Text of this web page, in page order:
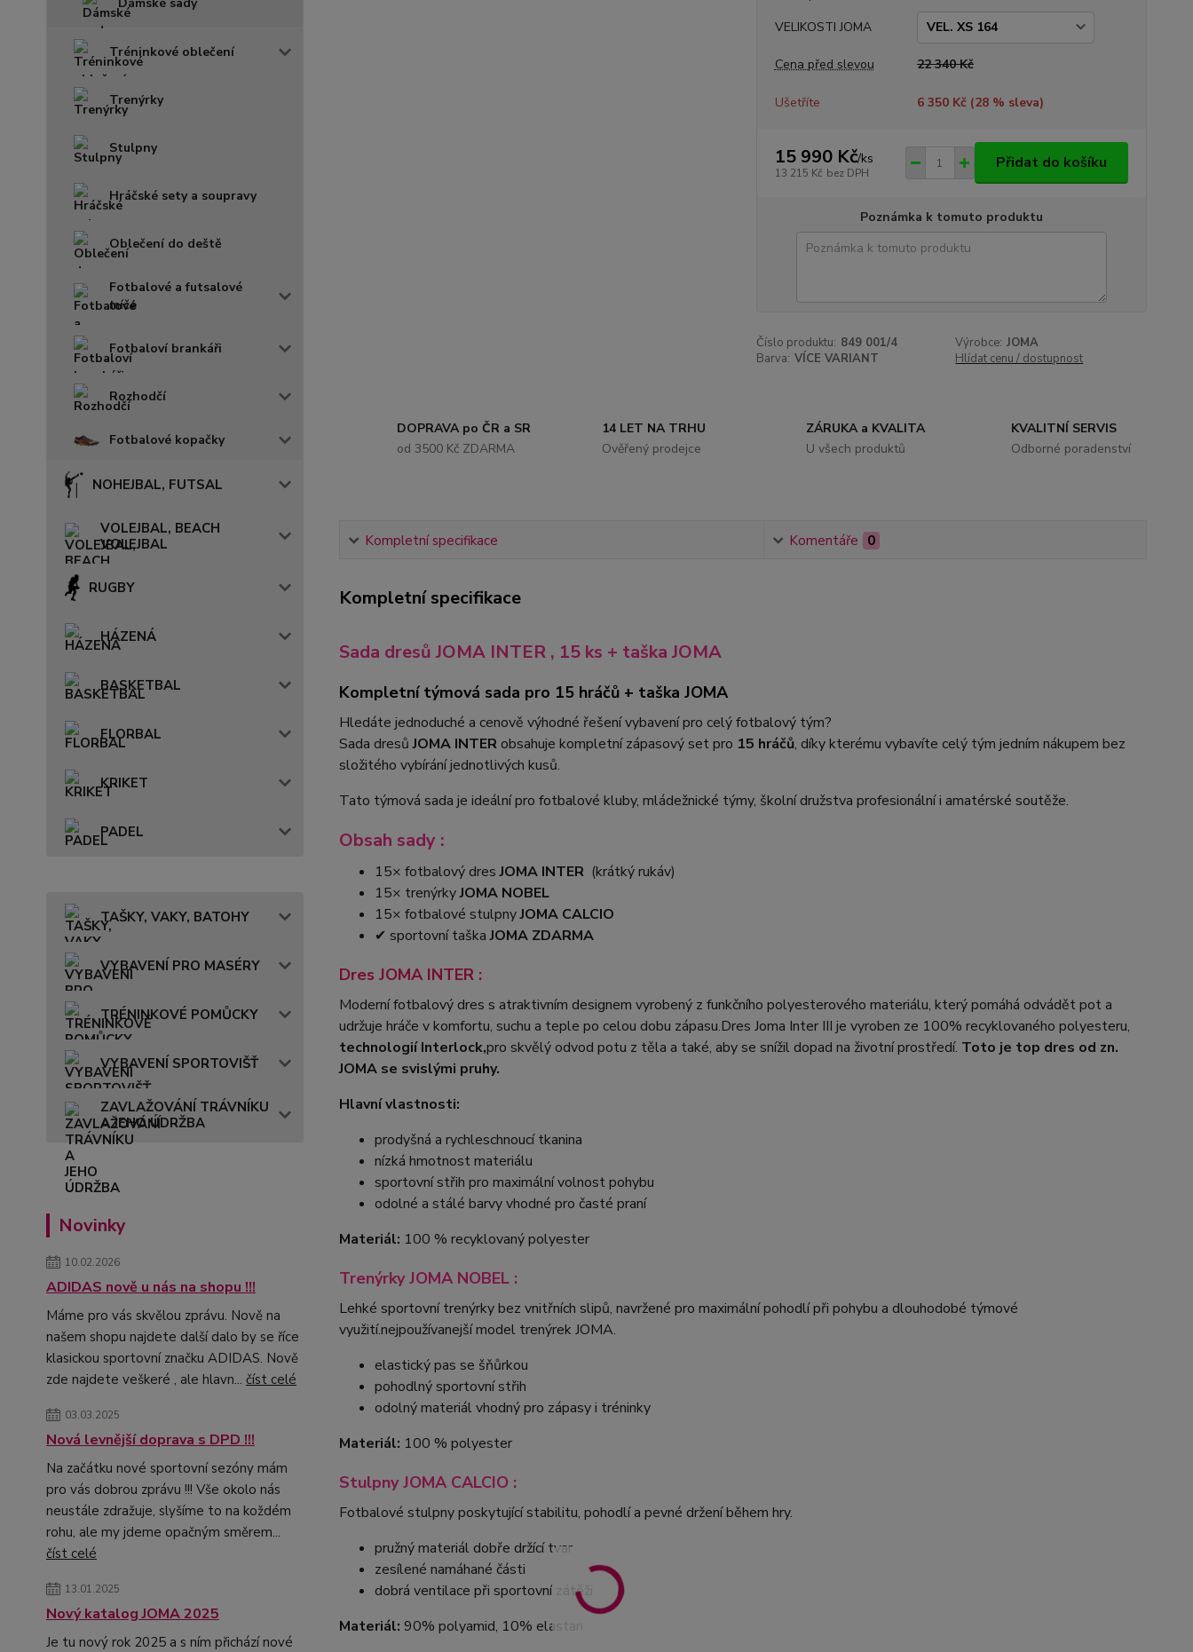
Tréninkové oblečení
Trenýrky
Stulpny
Hráčské sety a soupravy
Oblečení do deště
Fotbalové a futsalové
míče
Fotbaloví brankáři
Rozhodčí
Fotbalové kopačky
NOHEJBAL, FUTSAL
VOLEJBAL, BEACH
VOLEJBAL
RUGBY
HÁZENÁ
BASKETBAL
FLORBAL
KRIKET
PADEL
TAŠKY, VAKY, BATOHY
VYBAVENÍ PRO MASÉRY
TRÉNINKOVÉ POMŮCKY
VYBAVENÍ SPORTOVIŠŤ
ZAVLAŽOVÁNÍ TRÁVNÍKU
A JEHO ÚDRŽBA
Novinky
10.02.2026
ADIDAS nově u nás na shopu !!!
Máme pro vás skvělou zprávu. Nově na
našem shopu najdete další dalo by se říce
klasickou sportovní značku ADIDAS. Nově
zde najdete veškeré , ale hlavn... číst celé
03.03.2025
Nová levnější doprava s DPD !!!
Na začátku nové sportovní sezóny mám
pro vás dobrou zprávu !!! Vše okolo nás
neustále zdražuje, slyšíme to na koždém
rohu, ale my jdeme opačným směrem...
číst celé
13.01.2025
Nový katalog JOMA 2025
Je tu nový rok 2025 a s ním přichází nové
VELIKOSTI JOMA
Cena před slevou 22 340 Kč
Ušetříte 6 350 Kč (28% sleva)
15 990 Kč/ks
13 215 Kč bez DPH
Přidat do košíku
Poznámka k tomuto produktu
Číslo produktu: 849 001/4 Výrobce: JOMA
Barva: VÍCE VARIANT Hlídat cenu / dostupnost
DOPRAVA po ČR a SR
od 3500 Kč ZDARMA
14 LET NA TRHU
Ověřený prodejce
ZÁRUKA a KVALITA
U všech produktů
KVALITNÍ SERVIS
Odborné poradenství
Kompletní specifikace Komentáře 0
Kompletní specifikace
Sada dresů JOMA INTER , 15 ks + taška JOMA
Kompletní týmová sada pro 15 hráčů + taška JOMA
Hledáte jednoduché a cenově výhodné řešení vybavení pro celý fotbalový tým?
Sada dresůJOMA INTER obsahuje kompletní zápasový set pro 15 hráčů, díky kterému vybavíte celý tým jedním nákupem bez
složitého vybírání jednotlivých kusů.
Tato týmová sada je ideální pro fotbalové kluby, mládežnické týmy, školní družstva profesionální i amatérské soutěže.
Obsah sady :
15× fotbalový dresJOMA INTER (krátký rukáv)
15× trenýrkyJOMA NOBEL
15× fotbalové stulpnyJOMA CALCIO
✔ sportovní taškaJOMA ZDARMA
Dres JOMA INTER :
Moderní fotbalový dres s atraktivním designem vyrobený z funkčního polyesterového materiálu, který pomáhá odvádět pot a
udržuje hráče v komfortu, suchu a teple po celou dobu zápasu.Dres Joma Inter III je vyroben ze 100% recyklovaného polyesteru,
technologií Interlock,pro skvělý odvod potu z těla a také, aby se snížil dopad na životní prostředí. Toto je top dres od zn.
JOMA se svislými pruhy.
Hlavní vlastnosti:
prodyšná a rychleschnoucí tkanina
nízká hmotnost materiálu
sportovní střih pro maximální volnost pohybu
odolné a stálé barvy vhodné pro časté praní
Materiál: 100 % recyklovaný polyester
Trenýrky JOMA NOBEL :
Lehké sportovní trenýrky bez vnitřních slipů, navržené pro maximální pohodlí při pohybu a dlouhodobé týmové
využití.nejpoužívanejší model trenýrek JOMA.
elastický pas se šňůrkou
pohodlný sportovní střih
odolný materiál vhodný pro zápasy i tréninky
Materiál: 100 % polyester
Stulpny JOMA CALCIO :
Fotbalové stulpny poskytující stabilitu, pohodlí a pevné držení během hry.
pružný materiál dobře držící tvar
zesílené namáhané části
dobrá ventilace při sportovní zátěži
Materiál: 90% polyamid, 10% elastan